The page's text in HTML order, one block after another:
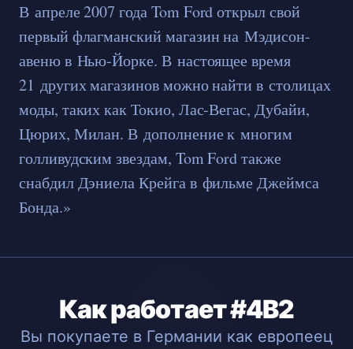
В апреле 2007 года Tom Ford открыл свой
первый флагманский магазин на Мэдисон-
авеню в Нью-Йорке. В настоящее время
21 других магазинов можно найти в столицах
моды, таких как Токио, Лас-Вегас, Дубайи,
Цюрих, Милан. В дополнение к многим
голливудским звездам, Tom Ford также
снабдил Дэниела Крейга в фильме Джеймса
Бонда.»
Как работает #4B2
Вы покупаете в Германии как европеец